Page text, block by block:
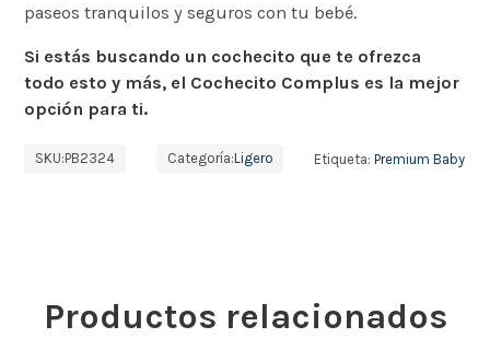
paseos tranquilos y seguros con tu bebé.
Si estás buscando un cochecito que te ofrezca
todo esto y más, el Cochecito Complus es la mejor
opción para ti.
SKU:PB2324 Categoría:Ligero Etiqueta:Premium Baby
Productos relacionados